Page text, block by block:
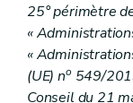
25° périmètre
«
«
(UE) no 549/
Conseil du 21